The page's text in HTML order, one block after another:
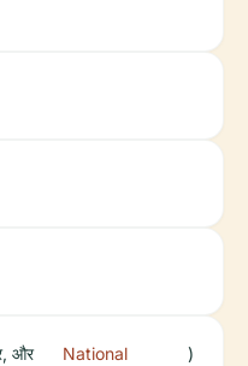
और
National
)